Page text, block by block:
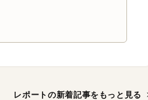
レポートの新着記事をもっと見る